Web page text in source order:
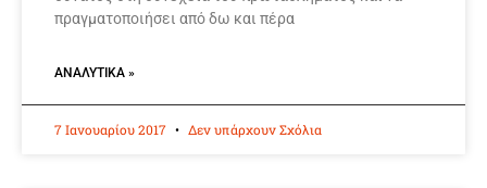
πραγματοποιήσει από δω και πέρα
ΑΝΑΛΥΤΙΚΆ »
7 Ιανουαρίου 2017 Δεν υπάρχουν Σχόλια